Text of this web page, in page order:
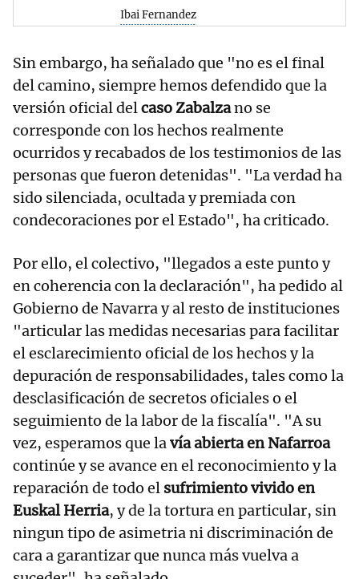
Ibai Fernandez
Sin embargo, ha señalado que "no es el final
del camino, siempre hemos defendido que la
versión oficial delcaso Zabalzano se
corresponde con los hechos realmente
ocurridos y recabados de los testimonios de las
personas que fueron detenidas". "La verdad ha
sido silenciada, ocultada y premiada con
condecoraciones por el Estado", ha criticado.
Por ello, el colectivo, "llegados a este punto y
en coherencia con la declaración", ha pedido al
Gobierno de Navarra y al resto de instituciones
"articular las medidas necesarias para facilitar
el esclarecimiento oficial de los hechos y la
depuración de responsabilidades, tales como la
desclasificación de secretos oficiales o el
seguimiento de la labor de la fiscalía". "A su
vez, esperamos que lavía abierta en Nafarroa
continúe y se avance en el reconocimiento y la
reparación de todo el sufrimiento vivido en
Euskal Herria, y de la tortura en particular, sin
ningun tipo de asimetria ni discriminación de
cara a garantizar que nunca más vuelva a